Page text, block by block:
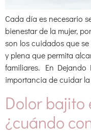
Cada día es necesario
bienestar de la mujer,
son los cuidados que
y plena que permita
familiares. En Dejando
importancia de cuidar
Dolor bajito
¿cuándo